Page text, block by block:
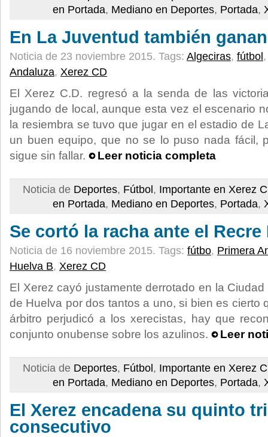
en Portada, Mediano en Deportes, Portada,
En La Juventud también ganan
Noticia de 23 noviembre 2015. Tags: Algeciras, fútbol
Andaluza, Xerez CD
El Xerez C.D. regresó a la senda de las
jugando de local, aunque esta vez el escenario
la resiembra se tuvo que jugar en el estadio de
un buen equipo, que no se lo puso nada fácil,
sigue sin fallar.
Leer noticia completa
Noticia de Deportes, Fútbol , Importante en Xerez
en Portada, Mediano en Deportes, Portada,
Se cortó la racha ante el Recre
Noticia de 16 noviembre 2015. Tags: fútbo, Primera
Huelva B, Xerez CD
El Xerez cayó justamente derrotado en la
de Huelva por dos tantos a uno, si bien es cierto
árbitro perjudicó a los xerecistas, hay que
conjunto onubense sobre los azulinos.
Leer
Noticia de Deportes, Fútbol , Importante en Xerez
en Portada, Mediano en Deportes, Portada,
El Xerez encadena su quinto
consecutivo